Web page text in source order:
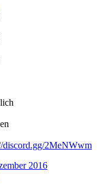
discord.gg/2MeNWwm
2016